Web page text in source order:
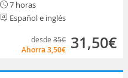
7 horas
Español e inglés
desde 35€
Ahorra 3,50€ 31,50€